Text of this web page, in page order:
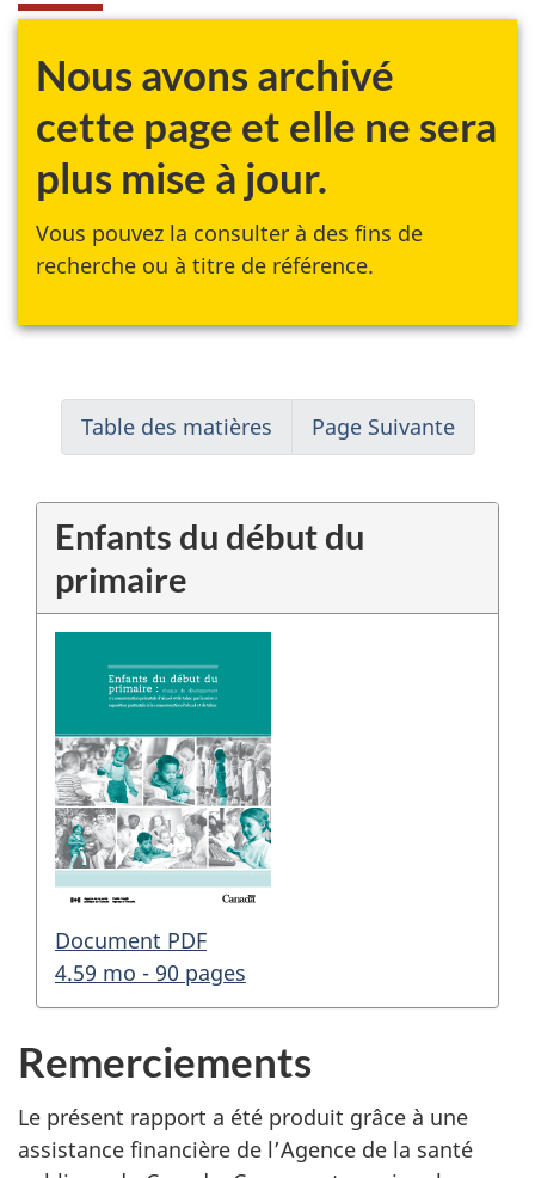
Nous avons archivé
cette page et elle ne sera
plus mise à jour.
Vous pouvez la consulter à des fins de
recherche ou à titre de référence.
Table des matières Page Suivante
Enfants du début du
primaire
Document PDF
4.59 mo - 90 pages
Remerciements
Le présent rapport a été produit grâce à une
assistance financière de l’Agence de la santé